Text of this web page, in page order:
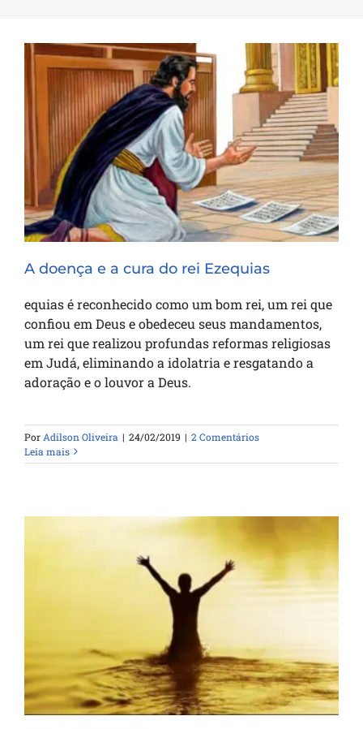
A doença e a cura do rei Ezequias
A doença e a cura do rei Ezequias
equias é reconhecido como um bom rei, um rei que
confiou em Deus e obedeceu seus mandamentos,
um rei que realizou profundas reformas religiosas
em Judá, eliminando a idolatria e resgatando a
adoração e o louvor a Deus.
PorAdilson Oliveira | 24/02/2019 | 2 Comentários
Leia mais
A cura de Naamã